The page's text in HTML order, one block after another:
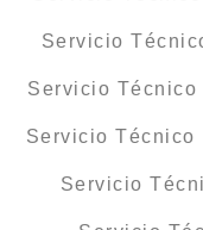
Servicio
Servicio
Servicio
Servicio